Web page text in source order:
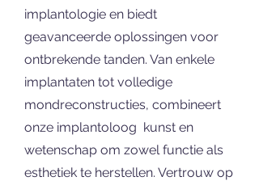
implantologie en biedt
geavanceerde oplossingen voor
ontbrekende tanden. Van enkele
implantaten tot volledige
mondreconstructies, combineert
onze implantoloog kunst en
wetenschap om zowel functie als
esthetiek te herstellen. Vertrouw op